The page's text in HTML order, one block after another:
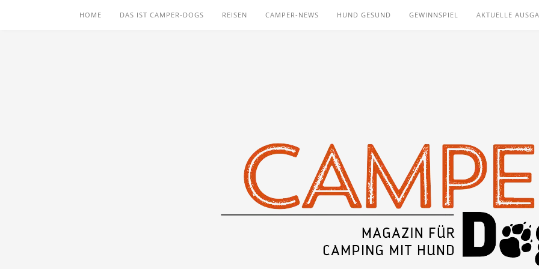
HOME DAS IST CAMPER-DOGS REISEN CAMPER-NEWS HUND GESUND GEWINNSPIEL AKTUELLE